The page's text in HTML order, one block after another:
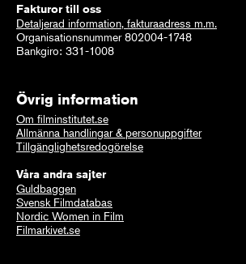
Fakturor till oss
Detaljerad information, fakturaadress m.m.
Organisationsnummer 802004-1748
Bankgiro: 331-1008
Övrig information
Om filminstitutet.se
Allmänna handlingar & personuppgifter
Tillgänglighetsredogörelse
Våra andra sajter
Guldbaggen
Svensk Filmdatabas
Nordic Women in Film
Filmarkivet.se